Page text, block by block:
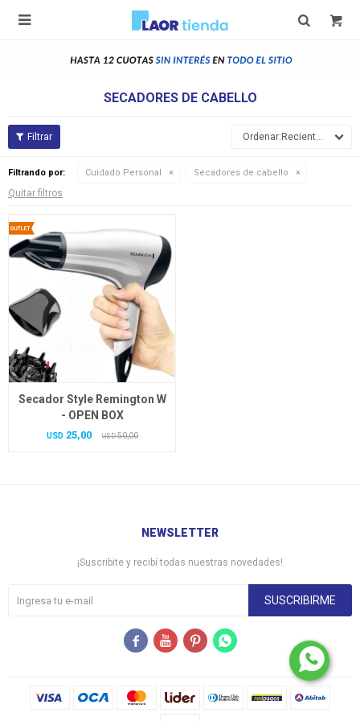

SECADORES DE CABELLO
Recientes
Filtrando por: Cuidado Personal Secadores de cabello
Quitar filtros
Secador Style Remington W
- OPEN BOX
USD 25,00 USD 50,00
NEWSLETTER
¡Suscribite y recibí todas nuestras novedades!
SUSCRIBIRME
   